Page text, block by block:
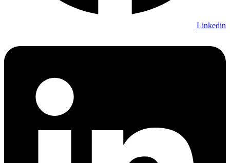
Linkedin